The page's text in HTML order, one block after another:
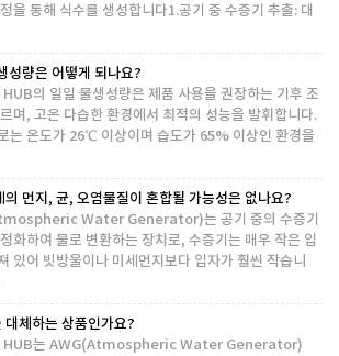
을 통해 식수를 생성합니다1.공기 중 수증기 추출: 대
성량은 어떻게 되나요?
의 일일 물생성량은 제품 사용을 권장하는 기후 조
며, 고온 다습한 환경에서 최적의 성능을 발휘합니다.
는 온도가 26℃ 이상이며 습도가 65% 이상인 환경을
의 먼지, 균, 오염물질이 혼합될 가능성은 없나요?
Water Generator)는 공기 중의 수증기
화하여 물로 변환하는 장치로, 수증기는 매우 작은 입
있어 빗방울이나 미세먼지보다 입자가 훨씬 작습니
대체하는 상품인가요?
HUB는 AWG(Atmospheric Water Generator)